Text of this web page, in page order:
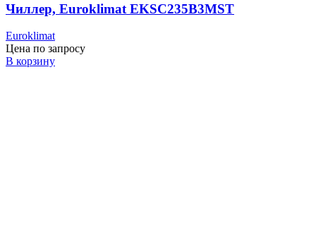
Чиллер, Euroklimat EKSC235B3MST
Euroklimat
Цена по запросу
В корзину